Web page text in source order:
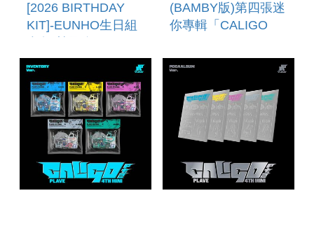
[2026 BIRTHDAY
KIT]-EUNHO生日組
BIRTHDAY
KIT_EUNHO
(BAMBY版)第四張迷
你專輯「CALIGO
VER.)」(韓國進口版)